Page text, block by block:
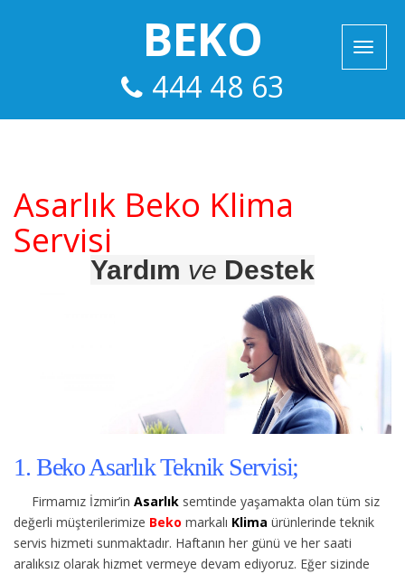
BEKO
444 48 63
Asarlık Beko Klima
Servisi
Yardım ve Destek
1. Beko Asarlık Teknik Servisi;
Firmamız İzmir’in Asarlık semtinde yaşamakta olan tüm siz
değerli müşterilerimize Beko markalı Klima ürünlerinde teknik
servis hizmeti sunmaktadır. Haftanın her günü ve her saati
aralıksız olarak hizmet vermeye devam ediyoruz. Eğer sizinde